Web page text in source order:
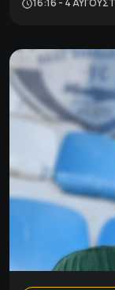
16:16 - 4